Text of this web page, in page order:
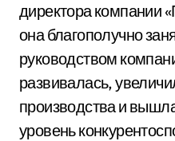
директора компании
она благополучно
руководством
развивалась,
производства и
уровень